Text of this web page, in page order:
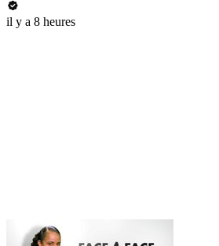
il y a 8 heures